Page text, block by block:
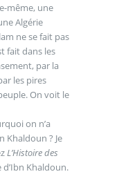
même, une
Algérie
ne se fait pas
fait dans les
par la
les pires
On voit le
on n’a
Khaldoun ? Je
L’Histoire des
Khaldoun.